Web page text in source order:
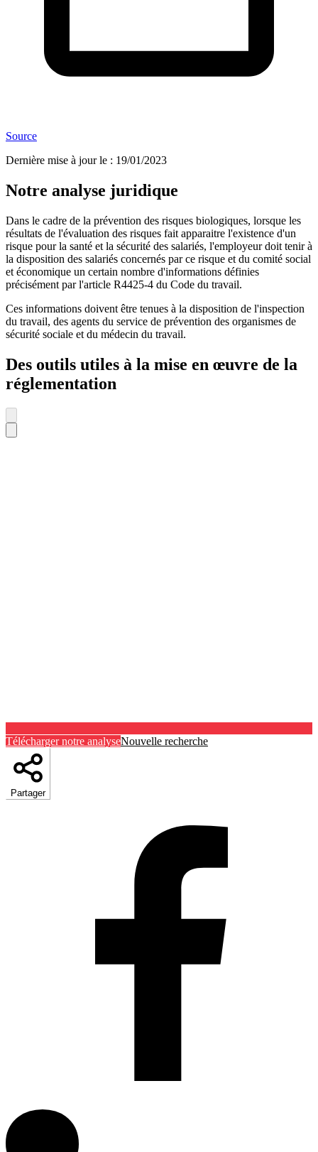
Source
Dernière mise à jour le : 19/01/2023
Notre analyse juridique
Dans le cadre de la prévention des risques biologiques, lorsque les
résultats de l'évaluation des risques fait apparaitre l'existence d'un
risque pour la santé et la sécurité des salariés, l'employeur doit tenir à
la disposition des salariés concernés par ce risque et du comité social
et économique un certain nombre d'informations définies
précisément par l'article R4425-4 du Code du travail.
Ces informations doivent être tenues à la disposition de l'inspection
du travail, des agents du service de prévention des organismes de
sécurité sociale et du médecin du travail.
Des outils utiles à la mise en œuvre de la
réglementation
Télécharger notre analyseNouvelle recherche
Partager